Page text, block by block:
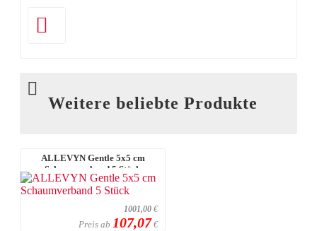
Weitere beliebte Produkte
ALLEVYN Gentle 5x5 cm
Schaumverband 5 Stück
1001,00 €
Preis ab 107,07 €